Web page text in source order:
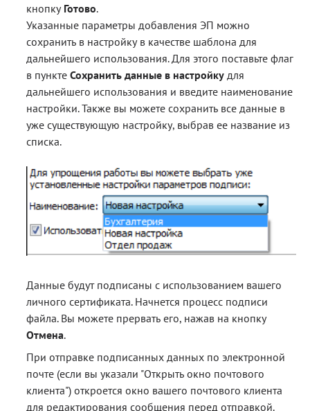
кнопку Готово.
Указанные параметры добавления ЭП можно
сохранить в настройку в качестве шаблона для
дальнейшего использования. Для этого поставьте флаг
в пункте Сохранить данные в настройку для
дальнейшего использования и введите наименование
настройки. Также вы можете сохранить все данные в
уже существующую настройку, выбрав ее название из
списка.
Данные будут подписаны с использованием вашего
личного сертификата. Начнется процесс подписи
файла. Вы можете прервать его, нажав на кнопку
Отмена.
При отправке подписанных данных по электронной
почте (если вы указали "Открыть окно почтового
клиента") откроется окно вашего почтового клиента
для редактирования сообщения перед отправкой.